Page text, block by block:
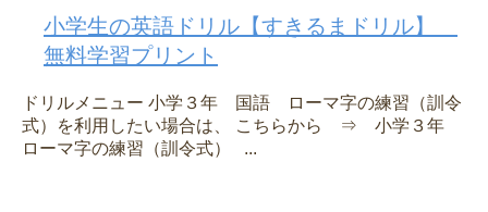
小学生の英語ドリル【すきるまドリル】
無料学習プリント
ドリルメニュー 小学３年 国語 ローマ字の練習（訓令
式）を利用したい場合は、 こちらから ⇒ 小学３年
ローマ字の練習（訓令式） ...